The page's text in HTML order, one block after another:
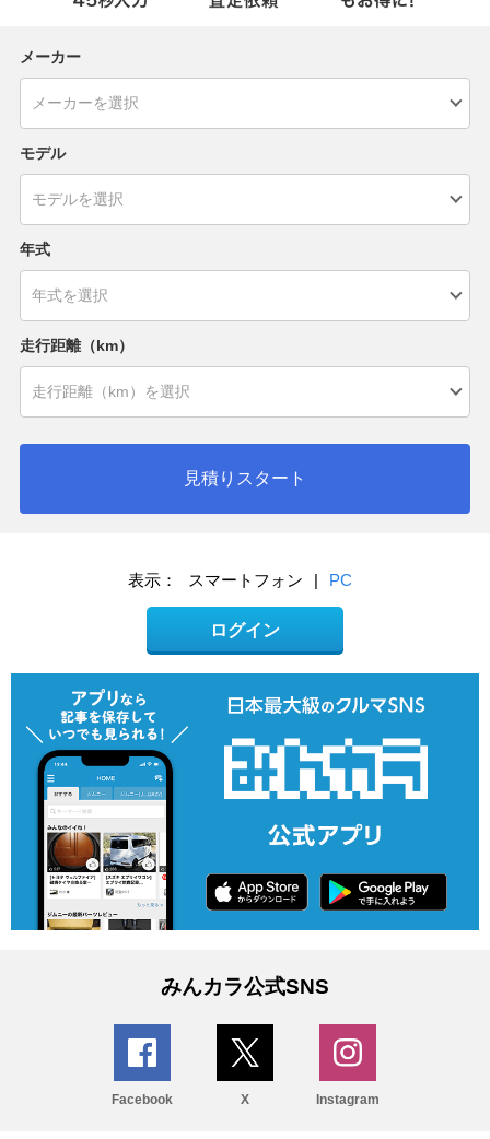
メーカー
モデル
年式
走行距離（km）
見積りスタート
表示： スマートフォン | PC
ログイン
みんカラ公式SNS
Facebook X Instagram